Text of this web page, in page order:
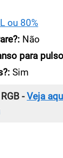
ou 80%
Não
para
Sim
-Veja